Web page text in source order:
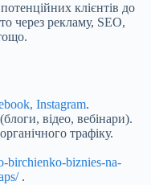
клієнтів до
через рекламу, SEO,
Instagram.
відео, вебінари).
трафіку.
birchienko-biznies-na-
.